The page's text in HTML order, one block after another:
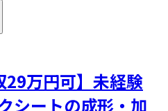
29万円可】未経験
シートの成形・加